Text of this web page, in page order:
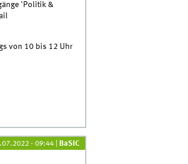
'Politik &
von 10 bis 12 Uhr
- 09:44 BaSIC